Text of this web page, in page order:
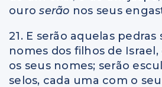
ouroserão nos seus
21. E serão aquelas
nomes dos filhos de
os seus nomes; serão
selos, cada uma com o